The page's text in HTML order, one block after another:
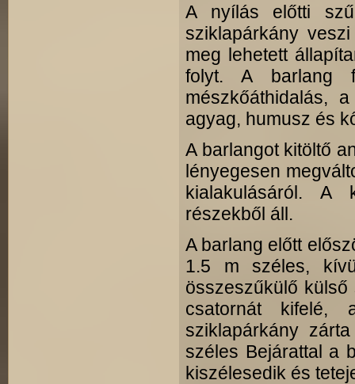
A nyílás előtti
sziklapárkány
meg lehetett
folyt. A
mészkőáthidalás,
agyag, humusz és
A barlangot kitöltő
lényegesen
kialakulásáról. A
részekből áll.
A barlang előtt
1.5 m széles,
összeszűkülő
csatornát kifelé,
sziklapárkány
széles Bejárattal a
kiszélesedik és